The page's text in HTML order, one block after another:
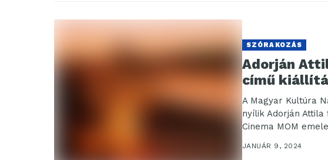
SZÓRAKOZÁS
Adorján
című
A Magyar Kultúra
nyílik Adorján
Cinema MOM
JANUÁR 9, 2024